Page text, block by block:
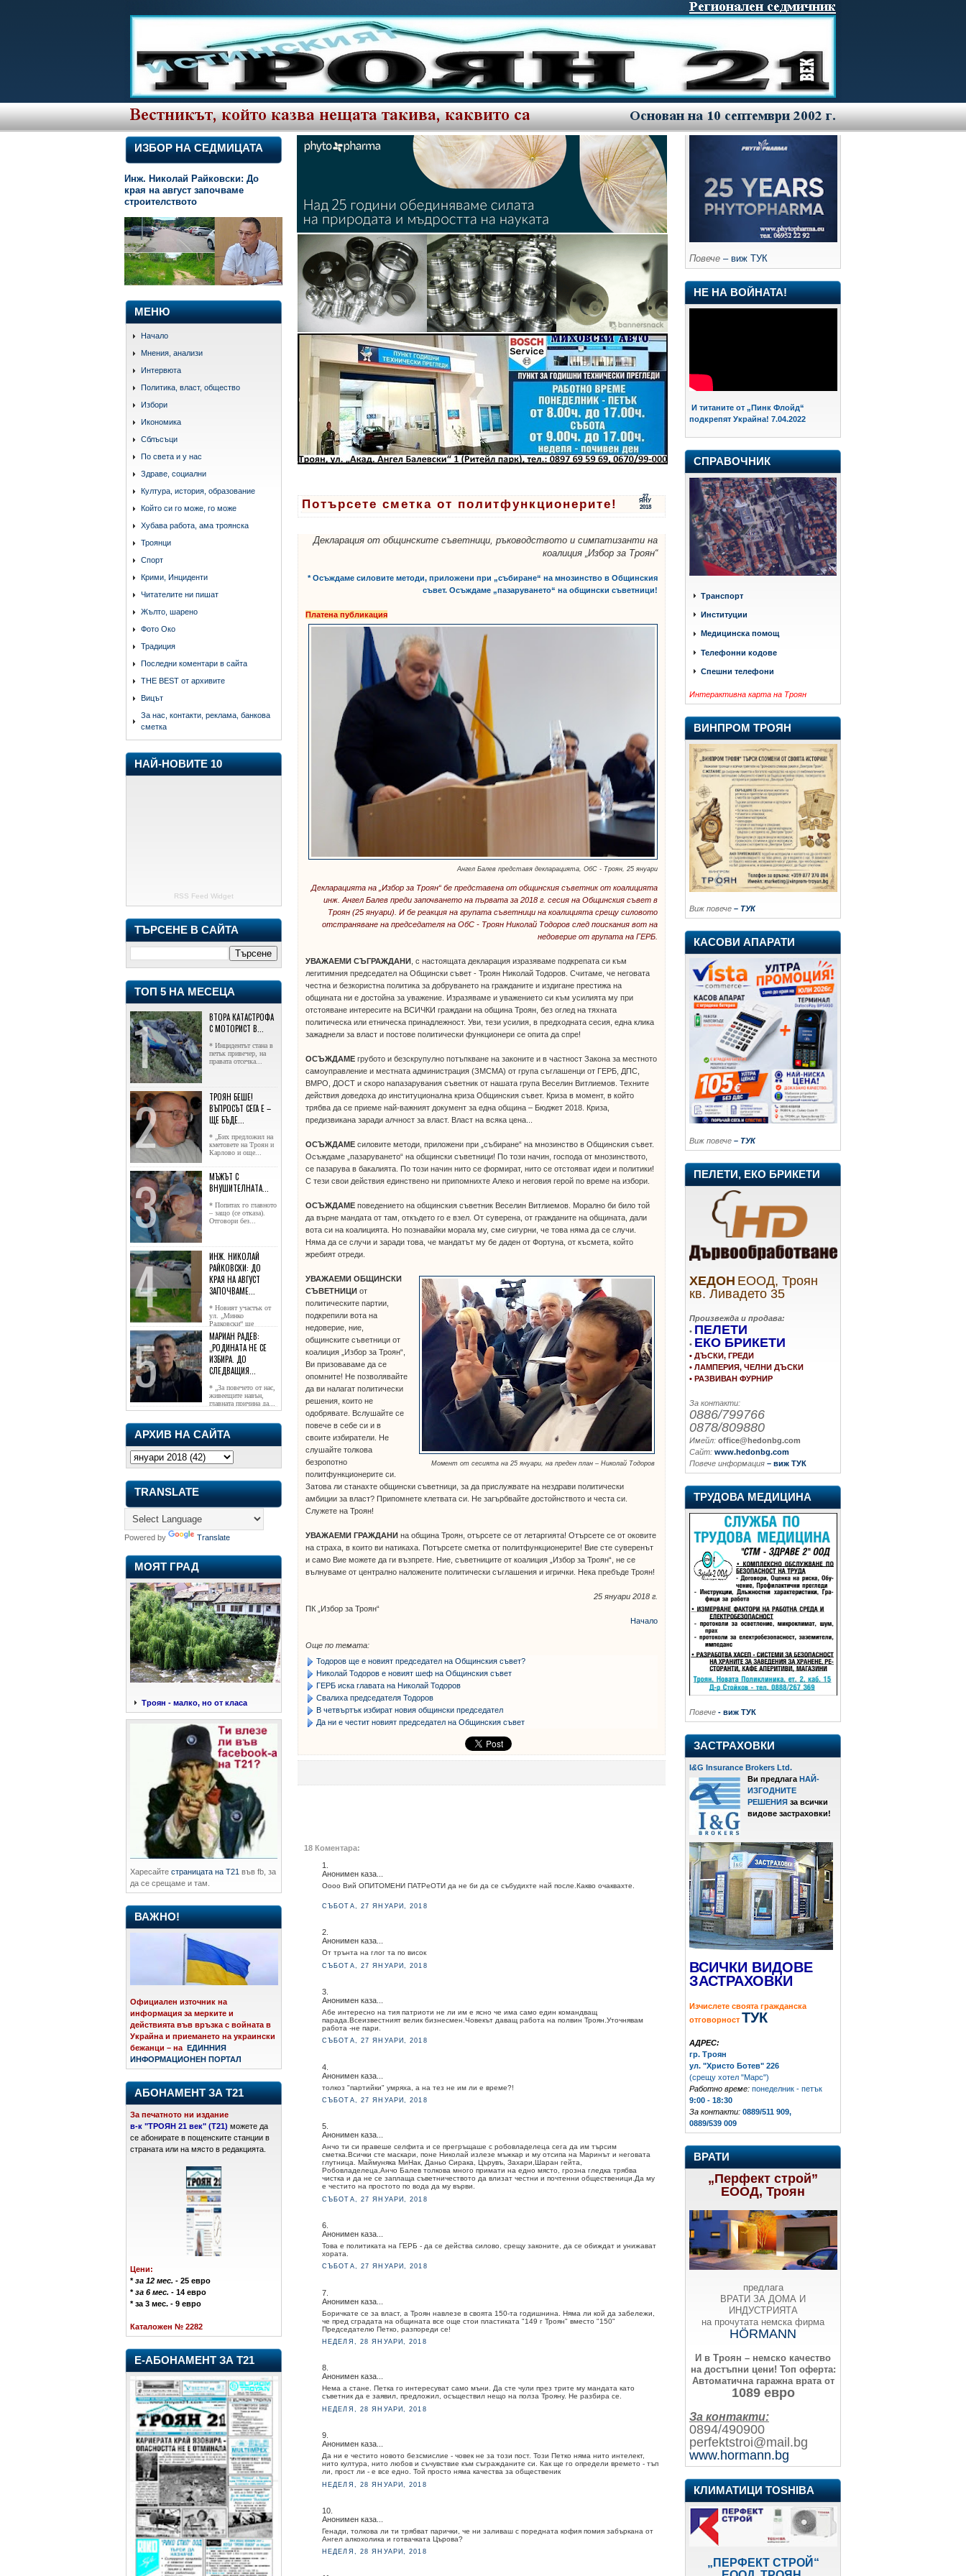
ИЗБОР НА СЕДМИЦАТА
Инж. Николай Райковски: До
края на август започваме
строителството
МЕНЮ
Начало
Мнения, анализи
Интервюта
Политика, власт, общество
Избори
Икономика
Сблъсъци
По света и у нас
Здраве, социални
Култура, история, образование
Който си го може, го може
Хубава работа, ама троянска
Троянци
Спорт
Крими, Инциденти
Читателите ни пишат
Жълто, шарено
Фото Око
Традиция
Последни коментари в сайта
THE BEST от архивите
Вицът
За нас, контакти, реклама, банкова
сметка
НАЙ-НОВИТЕ 10
RSS Feed Widget
ТЪРСЕНЕ В САЙТА
ТОП 5 НА МЕСЕЦА
ВТОРА КАТАСТРОФА
С МОТОРИСТ В...
* Инцидентът стана в
петък привечер, на
правата отсечка...
ТРОЯН БЕШЕ!
ВЪПРОСЪТ СЕГА Е –
ЩЕ БЪДЕ...
* „Бих предложил на
кметовете на Троян и
Карлово и още...
МЪЖЪТ С
ВНУШИТЕЛНАТА...
* Попитах го главното
– защо (се отказа).
Отговори без...
ИНЖ. НИКОЛАЙ
РАЙКОВСКИ: ДО
КРАЯ НА АВГУСТ
ЗАПОЧВАМЕ...
* Новият участък от
ул. „Минко
Радковски“ ще
достигне жк...
МАРИАН РАДЕВ:
„РОДИНАТА НЕ СЕ
ИЗБИРА. ДО
СЛЕДВАЩИЯ...
* „За повечето от нас,
живеещите навън,
главната причина да...
АРХИВ НА САЙТА
TRANSLATE
Powered by Translate
МОЯТ ГРАД
Троян - малко, но от класа
Харесайте страницата на Т21 във fb, за
да се срещаме и там.
ВАЖНО!
Официален източник на
информация за мерките и
действията във връзка с войната в
Украйна и приемането на украински
бежанци – на
ЕДИННИЯ
ИНФОРМАЦИОНЕН ПОРТАЛ
АБОНАМЕНТ ЗА Т21
За печатното ни издание
в-к "ТРОЯН 21 век" (Т21) можете да
се абонирате в пощенските станции в
страната или на място в редакцията.
Цени:
*за 12 мес. - 25 евро
*за 6 мес. - 14 евро
* за 3 мес. - 9 евро
Каталожен № 2282
Е-АБОНАМЕНТ ЗА Т21
27
ЯНУ
2018
Потърсете сметка от политфункционерите!
Декларация от общинските съветници, ръководството и симпатизанти на
коалиция „Избор за Троян“
* Осъждаме силовите методи, приложени при „събиране“ на мнозинство в Общинския
съвет. Осъждаме „пазаруването“ на общински съветници!
Платена публикация
Ангел Балев представя декларацията, ОбС - Троян, 25 януари
Декларацията на „Избор за Троян“ бе представена от общинския съветник от коалицията
инж. Ангел Балев преди започването на първата за 2018 г. сесия на Общинския съвет в
Троян (25 януари). И бе реакция на групата съветници на коалицията срещу силовото
отстраняване на председателя на ОбС - Троян Николай Тодоров след поискания вот на
недоверие от групата на ГЕРБ.
УВАЖАЕМИ СЪГРАЖДАНИ
, с настоящата декларация изразяваме подкрепата си към
легитимния председател на Общински съвет - Троян Николай Тодоров. Считаме, че неговата
честна и безкористна политика за добруването на гражданите и издигане престижа на
общината ни е достойна за уважение. Изразяваме и уважението си към усилията му при
отстояване интересите на ВСИЧКИ граждани на община Троян, без оглед на тяхната
политическа или етническа принадлежност. Уви, тези усилия, в предходната сесия, една клика
зажаднели за власт и постове политически функционери се опита да спре!
ОСЪЖДАМЕ грубото и безскрупулно потъпкване на законите и в частност Закона за местното
самоуправление и местната администрация (ЗМСМА) от група съглашенци от ГЕРБ, ДПС,
ВМРО, ДОСТ и скоро напазарувания съветник от нашата група Веселин Витлиемов. Техните
действия доведоха до институционална криза Общинския съвет. Криза в момент, в който
трябва да се приеме най-важният документ за една община – Бюджет 2018. Криза,
предизвикана заради алчност за власт. Власт на всяка цена...
ОСЪЖДАМЕ силовите методи, приложени при „събиране“ на мнозинство в Общинския съвет.
Осъждаме „пазаруването“ на общински съветници! По този начин, господа от мнозинството,
се пазарува в бакалията. По този начин нито се формират, нито се отстояват идеи и политики!
С тези свои действия единствено ни припомнихте Алеко и неговия герой по време на избори.
ОСЪЖДАМЕ поведението на общинския съветник Веселин Витлиемов. Морално би било той
да върне мандата от там, откъдето го е взел. От суверена, от гражданите на общината, дали
вота си на коалицията. Но познавайки морала му, сме сигурни, че това няма да се случи.
Няма да се случи и заради това, че мандатът му бе даден от Фортуна, от късмета, който
жребият отреди.
Момент от сесията на 25 януари, на преден план – Николай Тодоров
УВАЖАЕМИ ОБЩИНСКИ
СЪВЕТНИЦИ от
политическите партии,
подкрепили вота на
недоверие, ние,
общинските съветници от
коалиция „Избор за Троян“,
Ви призоваваме да се
опомните! Не позволявайте
да ви налагат политически
решения, които не
одобрявате. Вслушайте се
повече в себе си и в
своите избиратели. Не
слушайте толкова
безропотно
политфункционерите си.
Затова ли станахте общински съветници, за да прислужвате на нездрави политически
амбиции за власт? Припомнете клетвата си. Не загърбвайте достойнството и честа си.
Служете на Троян!
УВАЖАЕМИ ГРАЖДАНИ на община Троян, отърсете се от летаргията! Отърсете се от оковите
на страха, в които ви натикаха. Потърсете сметка от политфункционерите! Вие сте суверенът
и само Вие можете да ги възпрете. Ние, съветниците от коалиция „Избор за Троян“, не се
вълнуваме от централно наложените политически съглашения и игрички. Нека пребъде Троян!
25 януари 2018 г.
ПК „Избор за Троян“
Начало
Още по темата:
Тодоров ще е новият председател на Общинския съвет?
Николай Тодоров е новият шеф на Общинския съвет
ГЕРБ иска главата на Николай Тодоров
Свалиха председателя Тодоров
В четвъртък избират новия общински председател
Да ни е честит новият председател на Общинския съвет
18 Коментара:
1.
Анонимен каза...
Оооо Вий ОПИТОМЕНИ ПАТРеОТИ да не би да се събудихте най после.Какво очаквахте.
СЪБОТА, 27 ЯНУАРИ, 2018
2.
Анонимен каза...
От трънта на глог та по висок
СЪБОТА, 27 ЯНУАРИ, 2018
3.
Анонимен каза...
Абе интересно на тия патриоти не ли им е ясно че има само един командващ
парада.Всеизвестният велик бизнесмен.Човекът даващ работа на полвин Троян.Уточнявам
работа -не пари.
СЪБОТА, 27 ЯНУАРИ, 2018
4.
Анонимен каза...
толкоз "партийки" умряха, а на тез не им ли е време?!
СЪБОТА, 27 ЯНУАРИ, 2018
5.
Анонимен каза...
Анчо ти си правеше селфита и се прегръщаше с робовладелеца сега да им търсим
сметка.Всички сте маскари, поне Николай излезе мъжкар и му отсипа на Маринът и неговата
глутница. Маймуняка МиНак, Даньо Сирака, Църувъ, Захари,Шаран гейта,
Робовладелеца,Анчо Балев толкова много примати на едно място, грозна гледка трябва
чистка и да не се заплаща съветничеството да влизат честни и почтенни общественици.Да му
е честито на простото по вода да му върви.
СЪБОТА, 27 ЯНУАРИ, 2018
6.
Анонимен каза...
Това е политиката на ГЕРБ - да се действа силово, срещу законите, да се обиждат и унижават
хората.
СЪБОТА, 27 ЯНУАРИ, 2018
7.
Анонимен каза...
Боричкате се за власт, а Троян навлезе в своята 150-та годишнина. Няма ли кой да забележи,
че пред сградата на общината все още стои пластиката "149 г Троян" вместо "150"
Председателю Петко, разпореди се!
НЕДЕЛЯ, 28 ЯНУАРИ, 2018
8.
Анонимен каза...
Нема а стане. Петка го интересуват само мъни. Да сте чули през трите му мандата като
съветник да е заявил, предложил, осъществил нещо на полза Трояну. Не разбира се.
НЕДЕЛЯ, 28 ЯНУАРИ, 2018
9.
Анонимен каза...
Да ни е честито новото безсмислие - човек не за този пост. Този Петко няма нито интелект,
нито култура, нито любов и съчувствие към съгражданите си. Как ще го определи времето - тъп
ли, прост ли - е все едно. Той просто няма качества за общественик
НЕДЕЛЯ, 28 ЯНУАРИ, 2018
10.
Анонимен каза...
Генади, толкова ли ти трябват парички, че ни заливаш с поредната кофия помия забъркана от
Ангел алкохолика и готвачката Църова?
НЕДЕЛЯ, 28 ЯНУАРИ, 2018
Повече – виж ТУК
НЕ НА ВОЙНАТА!
И титаните от „Пинк Флойд“
подкрепят Украйна! 7.04.2022
СПРАВОЧНИК
Транспорт
Институции
Медицинска помощ
Телефонни кодове
Спешни телефони
Интерактивна карта на Троян
ВИНПРОМ ТРОЯН
Виж повече – ТУК
КАСОВИ АПАРАТИ
Виж повече – ТУК
ПЕЛЕТИ, ЕКО БРИКЕТИ
ХЕДОН ЕООД, Троян
кв. Ливадето 35
Произвежда и продава:
• ПЕЛЕТИ
• ЕКО БРИКЕТИ
• ДЪСКИ, ГРЕДИ
• ЛАМПЕРИЯ, ЧЕЛНИ ДЪСКИ
• РАЗВИВАН ФУРНИР
За контакти:
0886/799766
0878/809880
Имейл: office@hedonbg.com
Сайт: www.hedonbg.com
Повече информация – виж ТУК
ТРУДОВА МЕДИЦИНА
Повече - виж ТУК
ЗАСТРАХОВКИ
I&G Insurance Brokers Ltd.
Ви предлага НАЙ-
ИЗГОДНИТЕ
РЕШЕНИЯ за всички
видове застраховки!
ВСИЧКИ ВИДОВЕ
ЗАСТРАХОВКИ
Изчислете своята гражданска
отговорност ТУК
АДРЕС:
гр. Троян
ул. "Христо Ботев" 226
(срещу хотел "Марс")
Работно време: понеделник - петък
9:00 - 18:30
За контакти: 0889/511 909,
0889/539 009
ВРАТИ
„Перфект строй”
ЕООД, Троян
предлага
ВРАТИ ЗА ДОМА И
ИНДУСТРИЯТА
на прочутата немска фирма
HÖRMANN
И в Троян – немско качество
на достъпни цени! Топ оферта:
Автоматична гаражна врата от
1089 евро
За контакти:
0894/490900
perfektstroi@mail.bg
www.hormann.bg
КЛИМАТИЦИ TOSHIBA
„ПЕРФЕКТ СТРОЙ“